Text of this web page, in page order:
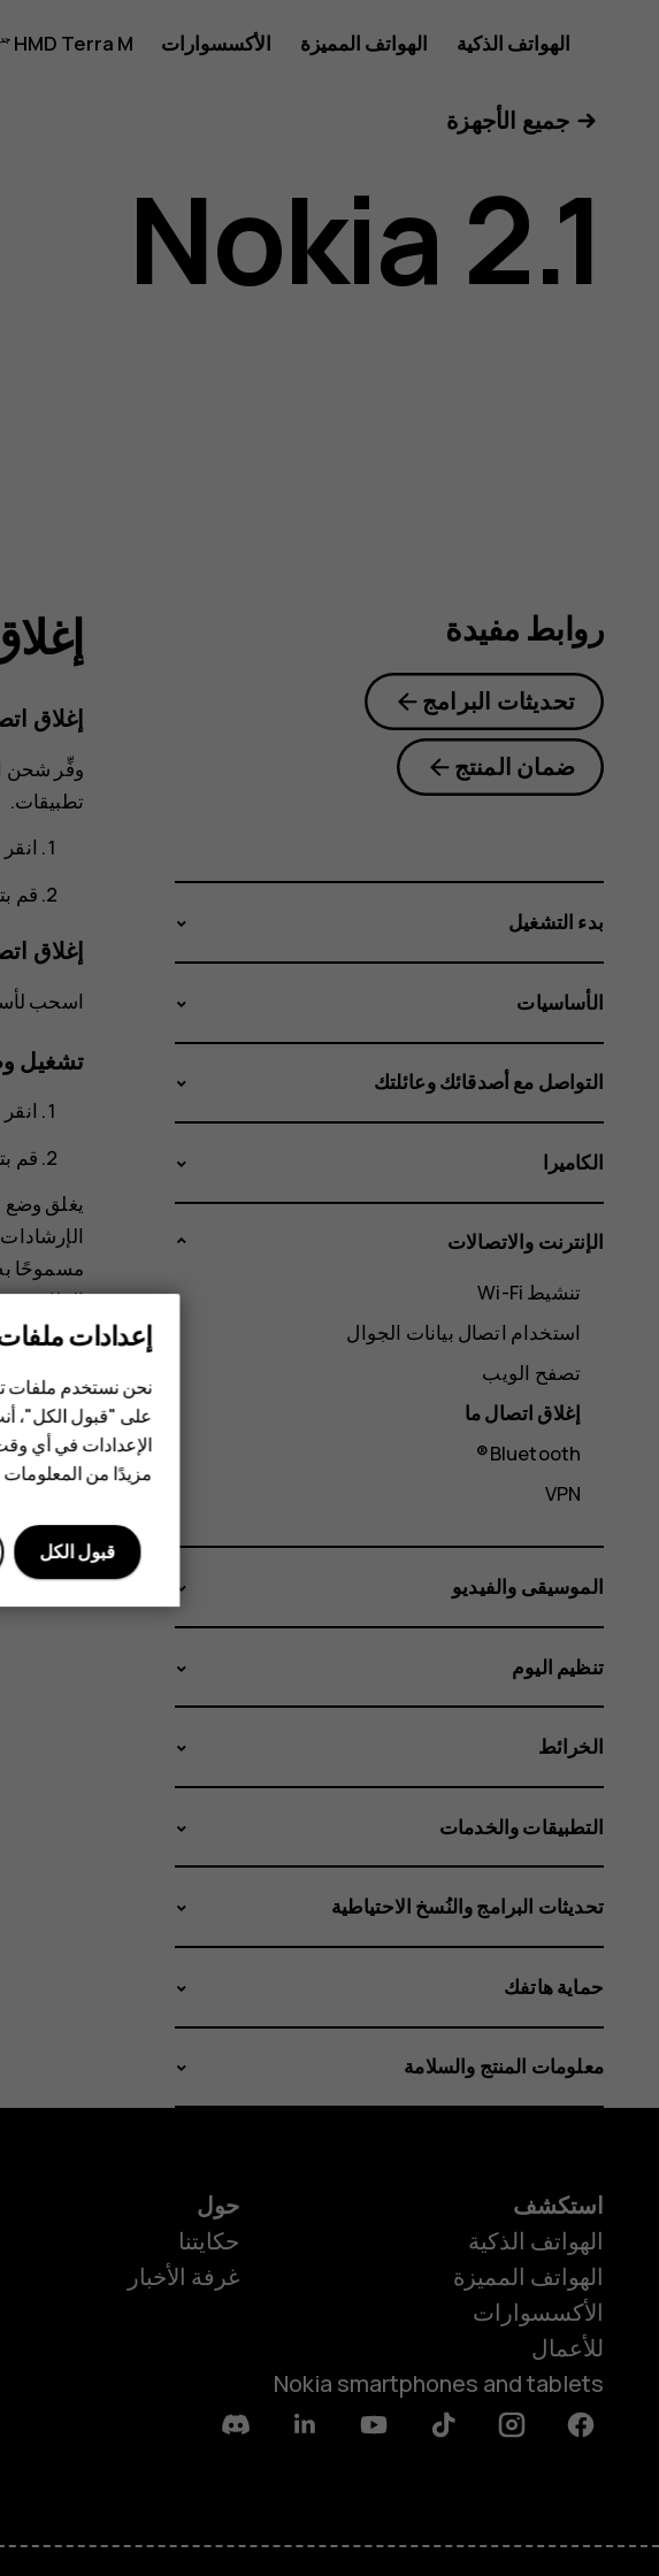
دليل
مستخدم
هاتف
الهواتف الذكية الهواتف المميزة الأكسسوارات HMD Terra M
جميع الأجهزة
Nokia 2.1
إغلاق
وفِّر شحن
تطبيقات.
قم
إغلاق
اسحب
تشغيل
قم
يغلق وضع
الطائرة.
هل
نعم
روابط مفيدة
تحديثات البرامج
ضمان المنتج
بدء التشغيل
الأساسيات
التواصل مع أصدقائك وعائلتك
الكاميرا
الإنترنت والاتصالات
تنشيط Wi-Fi
استخدام اتصال بيانات الجوال
تصفح الويب
إغلاق اتصال ما
Bluetooth®
VPN
الموسيقى والفيديو
تنظيم اليوم
الخرائط
التطبيقات والخدمات
تحديثات البرامج والنُسخ الاحتياطية
حماية هاتفك
معلومات المنتج والسلامة
استكشف
الهواتف الذكية
الهواتف المميزة
الأكسسوارات
للأعمال
Nokia smartphones and tablets
حول
حكايتنا
غرفة الأخبار
Facebook
Instagram
Tiktok
Youtube
Linkedin
Discord
إعدادات
نحن نستخدم ملفات
على "قبول الكل"،
الإعدادات في أي
مزيدًا من
قبول الكل